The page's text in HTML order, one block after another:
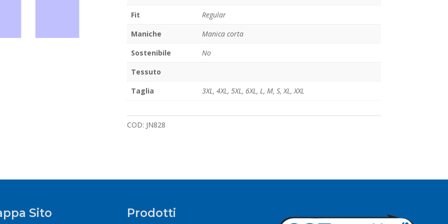
Fit
Regular
Maniche
Manica corta
Sostenibile
No
Tessuto
Taglia
3XL, 4XL, 5XL, 6XL, L, M, S,XL,XXL
COD: JN828
Sito Prodotti